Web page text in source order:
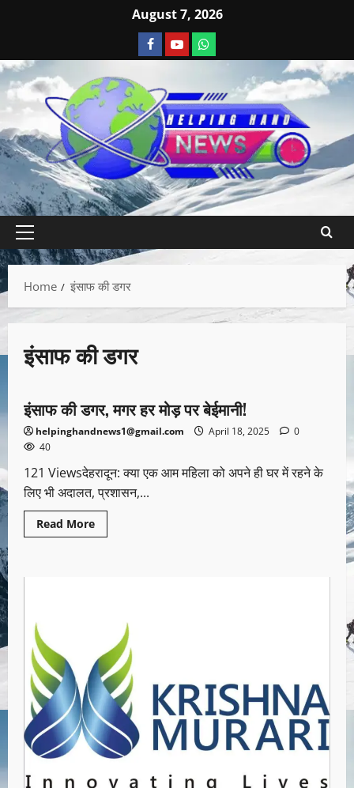
August 7, 2026
Home इंसाफ की डगर
इंसाफ की डगर
1 minute read
उत्तराखण्ड
इंसाफ की डगर, मगर हर मोड़ पर बेईमानी!
helpinghandnews1@gmail.com April 18, 2025
0
40
121 Viewsदेहरादून: क्या एक आम महिला को अपने ही घर में रहने के
लिए भी अदालत, प्रशासन,...
Read More